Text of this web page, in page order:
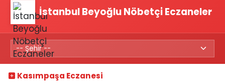
İstanbul Beyoğlu Nöbetçi Eczaneler
Kasımpaşa Eczanesi